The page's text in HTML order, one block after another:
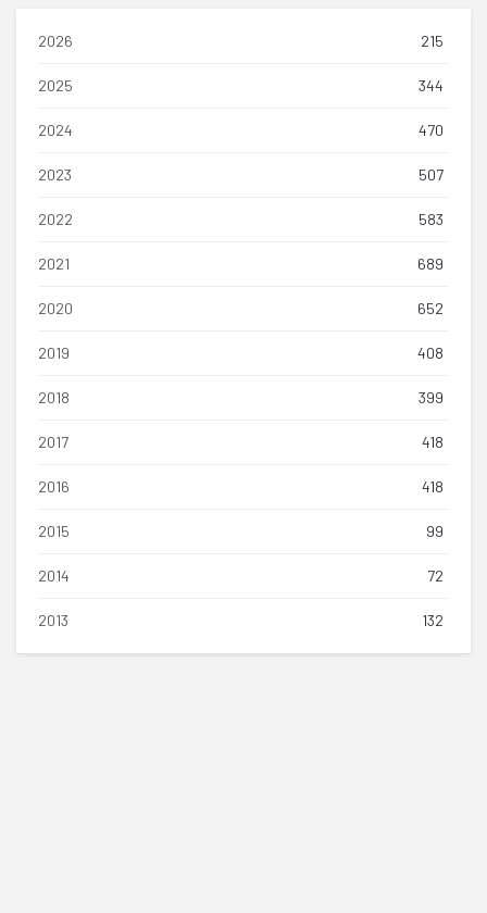
2026 215
2025 344
2024 470
2023 507
2022 583
2021 689
2020 652
2019 408
2018 399
2017 418
2016 418
2015 99
2014 72
2013 132